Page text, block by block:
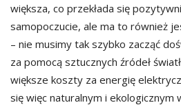
większa, co przekłada się
samopoczucie, ale ma to również
– nie musimy tak szybko zacząć
za pomocą sztucznych źródeł
większe koszty za energię
się więc naturalnym i ekologicznym